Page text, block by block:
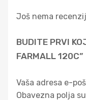
Još nema
BUDITE PRVI
FARMALL 120C”
Vaša adresa e-
Obavezna polja